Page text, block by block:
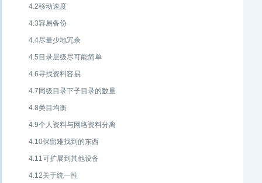
4.2移动速度
4.3容易备份
4.4尽量少地冗余
4.5目录层级尽可能简单
4.6寻找资料容易
4.7同级目录下子目录的数量
4.8类目均衡
4.9个人资料与网络资料分离
4.10保留难找到的东西
4.11可扩展到其他设备
4.12关于统一性